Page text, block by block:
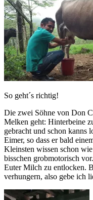
So geht´s richtig!
Die zwei Söhne von Don
Melken geht: Hinterbeine
gebracht und schon kanns
Eimer, so dass er bald
Kleinsten wissen schon
bisschen grobmotorisch
Euter Milch zu entlocken.
verhungern, also gebe ich